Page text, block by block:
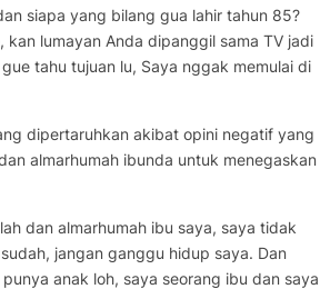
siapa yang bilang gua lahir tahun 85?
lumayan Anda dipanggil sama TV jadi
tahu tujuan lu, Saya nggak memulai di
dipertaruhkan akibat opini negatif yang
almarhumah ibunda untuk menegaskan
dan almarhumah ibu saya, saya tidak
jangan ganggu hidup saya. Dan
anak loh, saya seorang ibu dan saya